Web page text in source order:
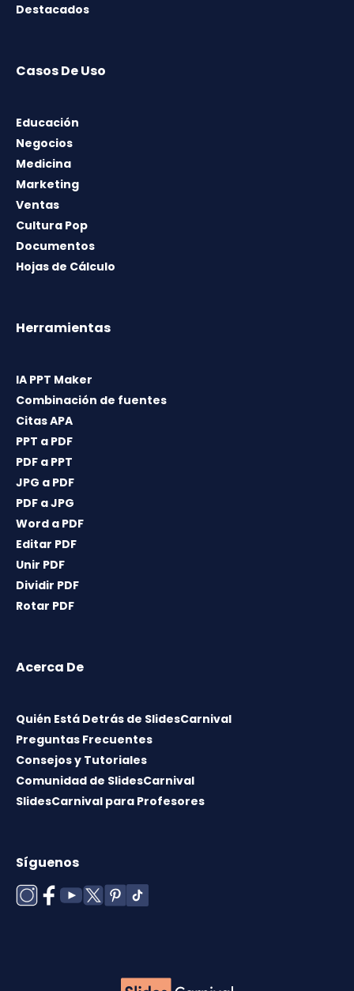
Destacados
Casos De Uso
Educación
Negocios
Medicina
Marketing
Ventas
Cultura Pop
Documentos
Hojas de Cálculo
Herramientas
IA PPT Maker
Combinación de fuentes
Citas APA
PPT a PDF
PDF a PPT
JPG a PDF
PDF a JPG
Word a PDF
Editar PDF
Unir PDF
Dividir PDF
Rotar PDF
Acerca De
Quién Está Detrás de SlidesCarnival
Preguntas Frecuentes
Consejos y Tutoriales
Comunidad de SlidesCarnival
SlidesCarnival para Profesores
Síguenos